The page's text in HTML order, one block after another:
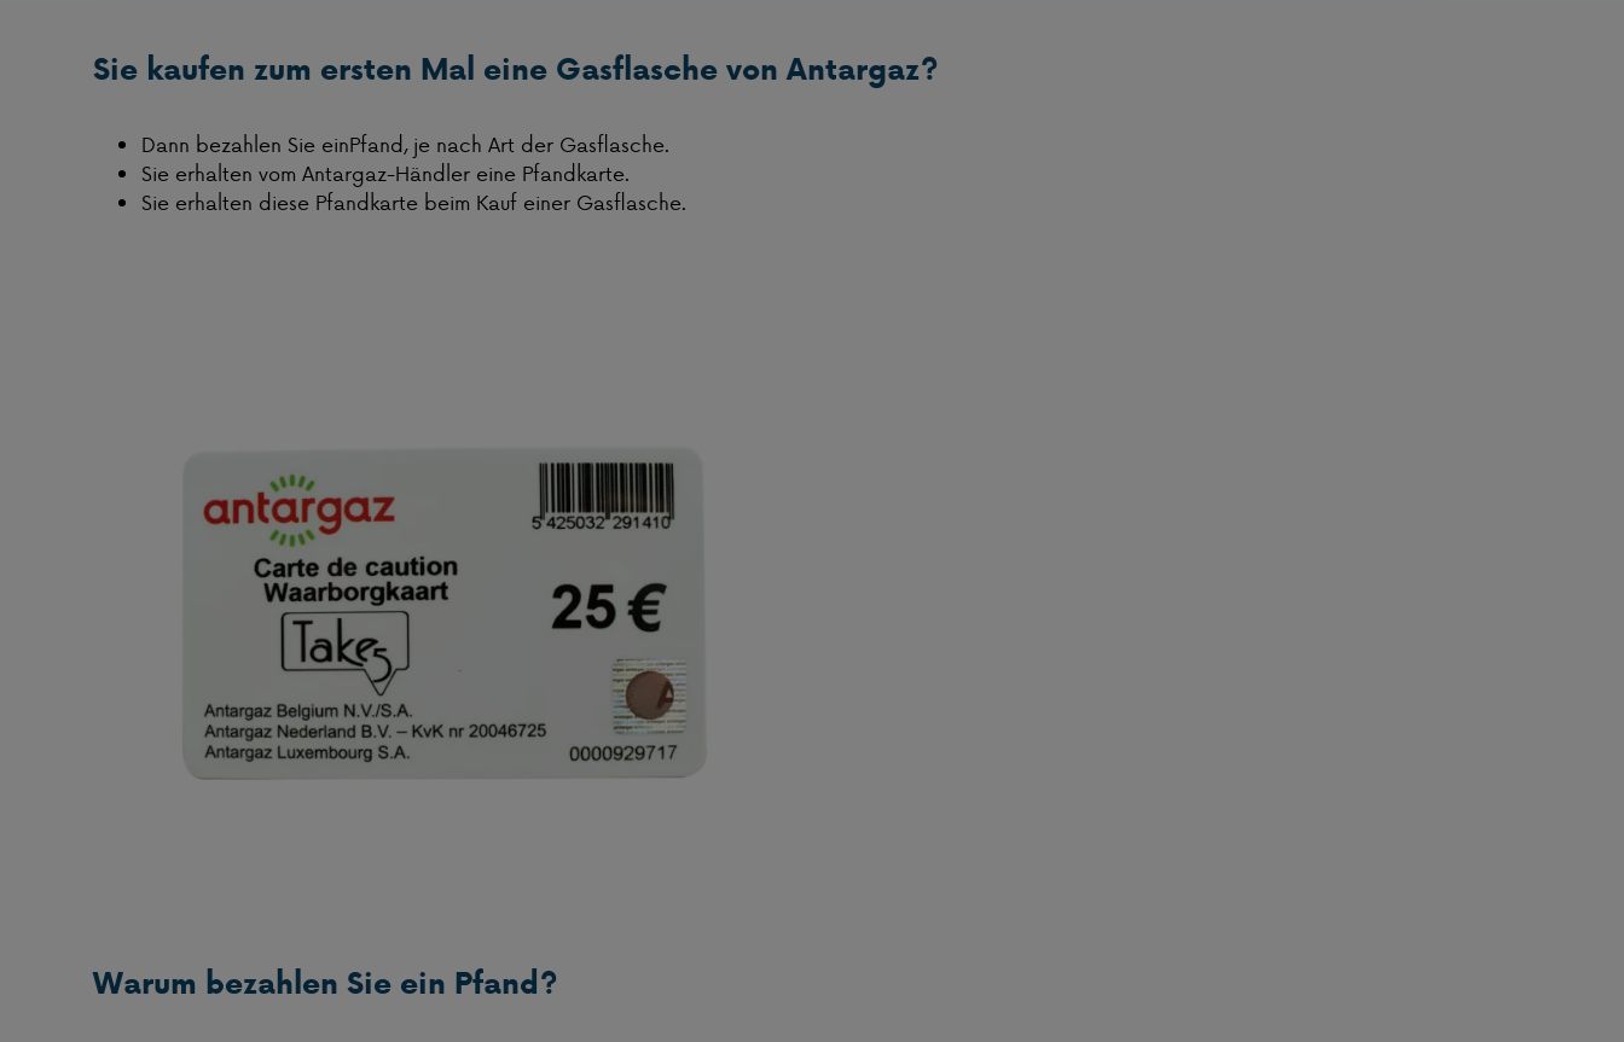
Sie kaufen zum ersten Mal eine Gasflasche von Antargaz?
Dann bezahlen Sie einPfand, je nach Art der Gasflasche.
Sie erhalten vom Antargaz-Händler eine Pfandkarte.
Sie erhalten diese Pfandkarte beim Kauf einer Gasflasche.
Warum bezahlen Sie ein Pfand?